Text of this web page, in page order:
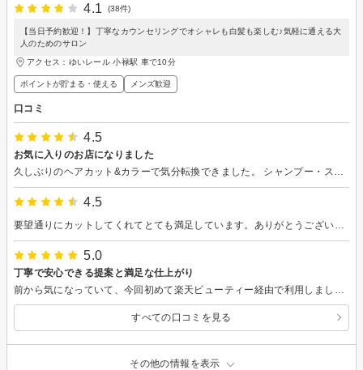
4.1
(38件)
【当日予約歓迎！】丁寧なカウンセリングでオシャレも白髪も楽しむ♪気軽に通える大
人のためのサロン
アクセス：ゆいレール 小禄駅 車で10分
ポイントが貯まる・使える メンズ歓迎
口コミ
4.5
お気に入りのお店になりました
4.5
5.0
丁寧で安心できる提案と満足な仕上がり
すべての口コミを見る
その他の情報を表示